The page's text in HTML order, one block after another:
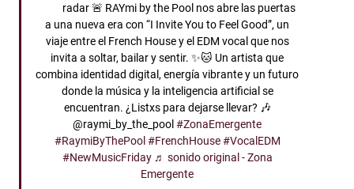
radar 🚨 RAYmi by the Pool nos abre las puertas
a una nueva era con “I Invite You to Feel Good”, un
viaje entre el French House y el EDM vocal que nos
invita a soltar, bailar y sentir. ✨🐱 Un artista que
combina identidad digital, energía vibrante y un futuro
donde la música y la inteligencia artificial se
encuentran. ¿Listxs para dejarse llevar? 🎶
@raymi_by_the_pool#ZonaEmergente
#RaymiByThePool #FrenchHouse #VocalEDM
#NewMusicFriday ♬ sonido original - Zona
Emergente